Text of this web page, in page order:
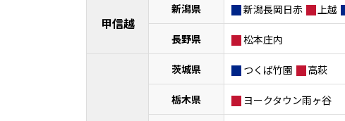
甲信越
新潟県 新潟長岡日赤 上越
長野県 松本庄内
茨城県 つくば竹園 高萩
栃木県 ヨークタウン雨ヶ谷